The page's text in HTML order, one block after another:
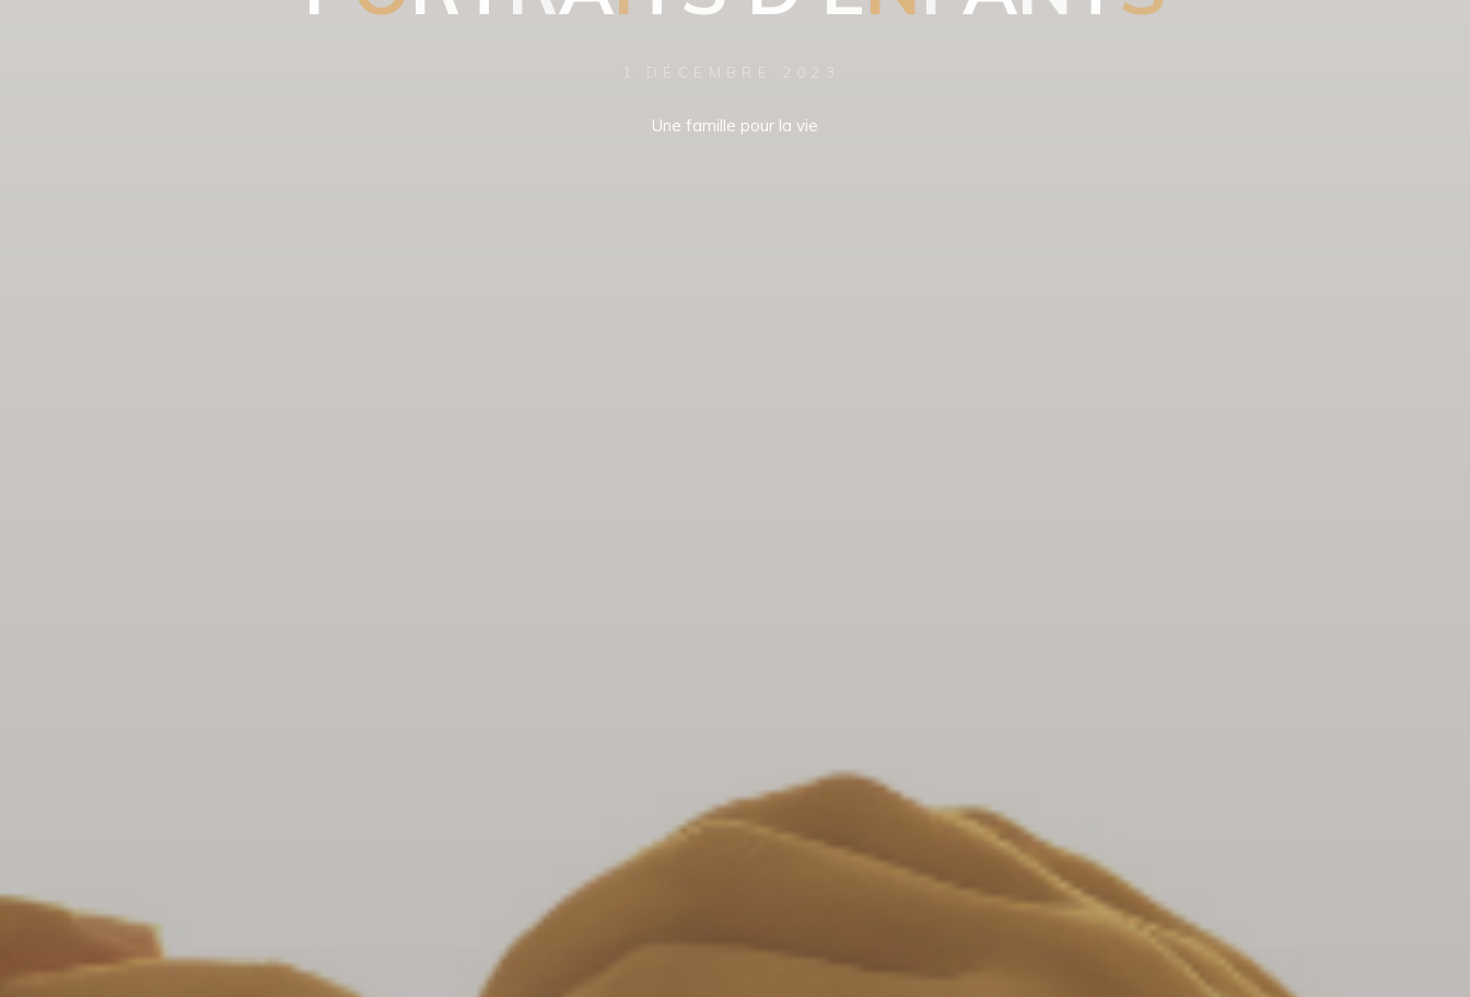
1 DÉCEMBRE 2023
Une famille pour la vie